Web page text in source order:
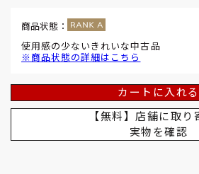
商品状態：
使用感の少ないきれいな中古品
※商品状態の詳細はこちら
カートに入れる
【無料】店舗に取り
実物を確認